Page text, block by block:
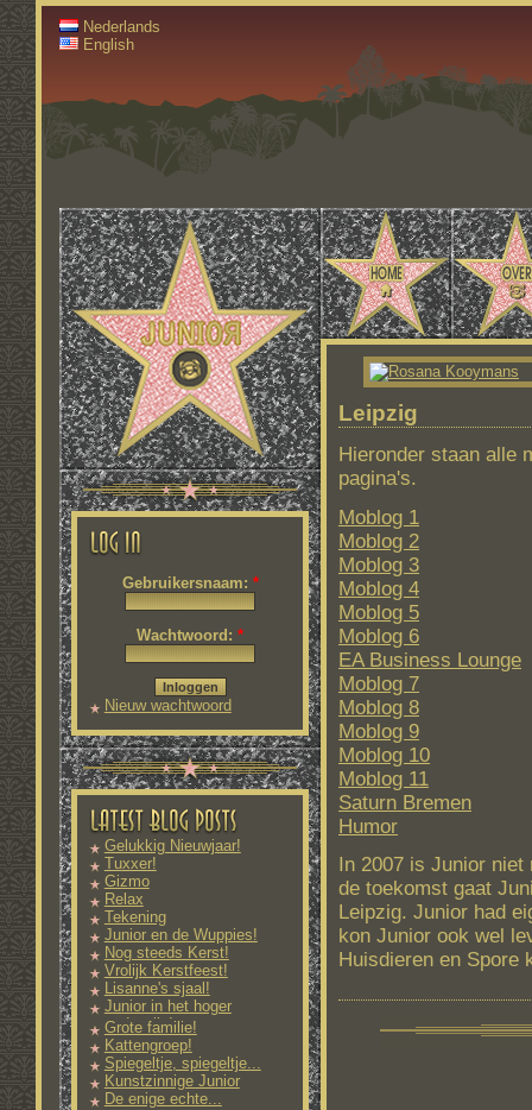
Nederlands
English
Gebruikersnaam: *
Wachtwoord: *
Nieuw wachtwoord
Gelukkig Nieuwjaar!
Tuxxer!
Gizmo
Relax
Tekening
Junior en de Wuppies!
Nog steeds Kerst!
Vrolijk Kerstfeest!
Lisanne's sjaal!
Junior in het hoger
onderwijs!
Grote familie!
Kattengroep!
Spiegeltje, spiegeltje...
Kunstzinnige Junior
De enige echte...
Leipzig
Hieronder staan alle
pagina's.
Moblog 1
Moblog 2
Moblog 3
Moblog 4
Moblog 5
Moblog 6
EA Business Lounge
Moblog 7
Moblog 8
Moblog 9
Moblog 10
Moblog 11
Saturn Bremen
Humor
In 2007 is Junior
de toekomst gaat
Leipzig. Junior had
kon Junior ook wel
Huisdieren en Spore